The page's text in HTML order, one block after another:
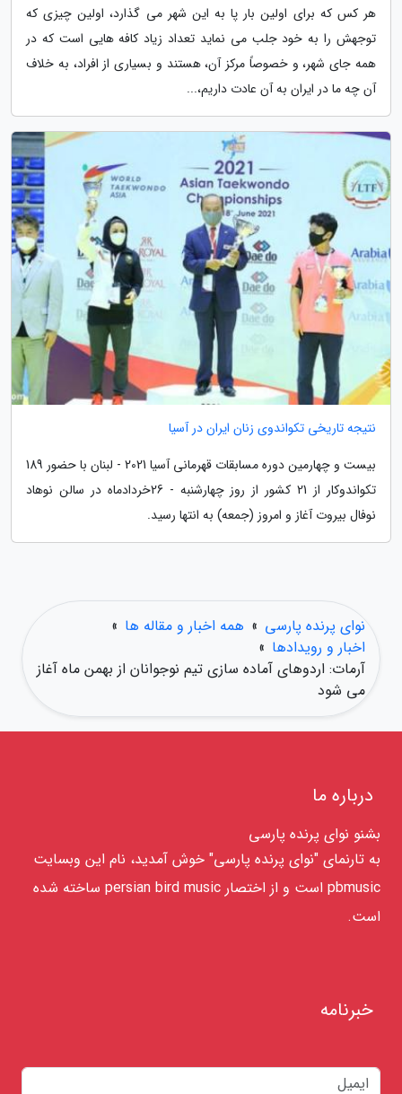
هر کس که برای اولین بار پا به این شهر می گذارد، اولین چیزی که
توجهش را به خود جلب می نماید تعداد زیاد کافه هایی است که در
همه جای شهر، و خصوصاً مرکز آن، هستند و بسیاری از افراد، به خلاف
آن چه ما در ایران به آن عادت داریم،...
نتیجه تاریخی تکواندوی زنان ایران در آسیا
بیست و چهارمین دوره مسابقات قهرمانی آسیا 2021 - لبنان با حضور 189
تکواندوکار از 21 کشور از روز چهارشنبه - 26خردادماه در سالن نوهاد
نوفال بیروت آغاز و امروز (جمعه) به انتها رسید.
نوای پرنده پارسی » همه اخبار و مقاله ها »
اخبار و رویدادها »
آرمات: اردوهای آماده سازی تیم نوجوانان از بهمن ماه آغاز
می شود
درباره ما
بشنو نوای پرنده پارسی
به تارنمای "نوای پرنده پارسی" خوش آمدید، نام این وبسایت
pbmusic است و از اختصار persian bird music ساخته شده
است.
خبرنامه